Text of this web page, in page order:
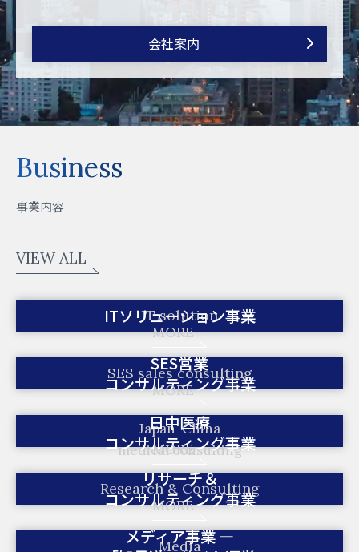
会社案内
Business
事業内容
VIEW ALL
IT solution
ITソリューション事業
MORE
SES sales consulting
SES営業
コンサルティング事業
MORE
Japan-China
medical consulting
日中医療
コンサルティング事業
MORE
Research & Consulting
リサーチ＆
コンサルティング事業
MORE
Media
メディア事業 ―